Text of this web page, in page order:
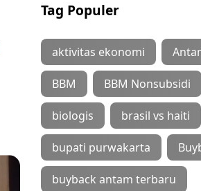
Tag Populer
aktivitas ekonomi
BBM BBM Nonsubsidi
biologis brasil vs haiti
bupati purwakarta
buyback antam terbaru